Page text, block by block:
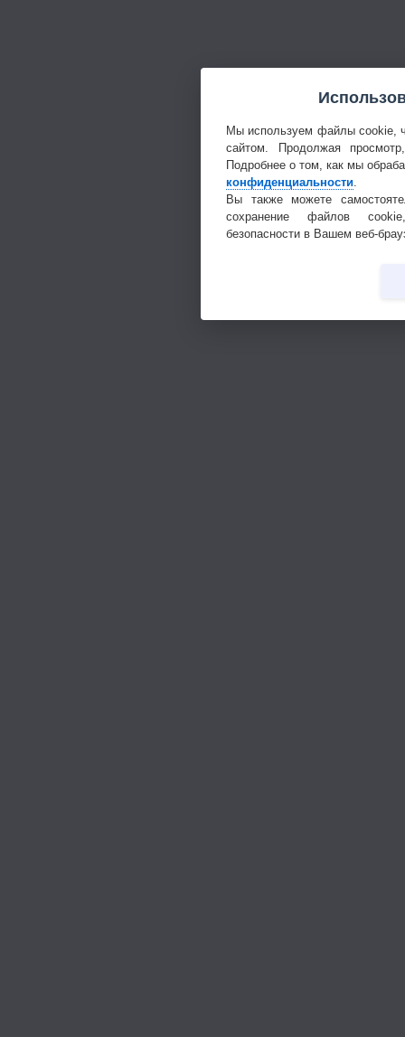
Мы используем файлы cookie,
сайтом. Продолжая
Подробнее о том, как мы
конфиденциальности.
Вы также можете
сохранение файлов
безопасности в Вашем веб-